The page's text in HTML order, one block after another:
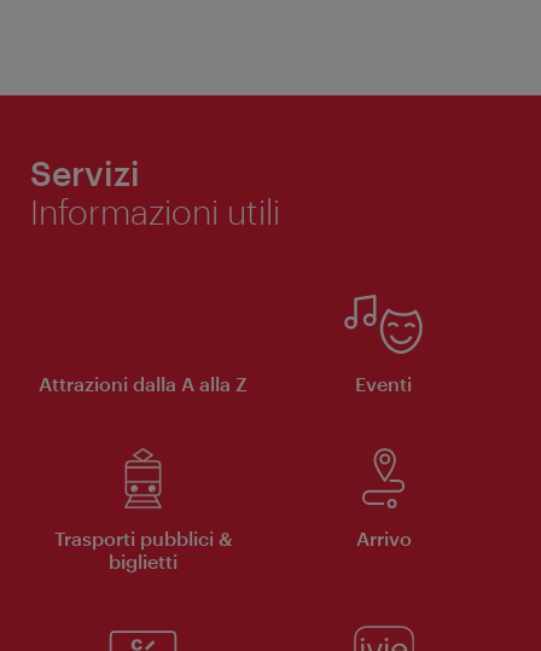
Servizi
Informazioni utili
Attrazioni dalla A alla Z Eventi
Trasporti pubblici &
biglietti
Arrivo